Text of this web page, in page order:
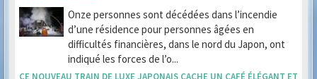
Onze personnes sont décédées dans l’incendie
d’une résidence pour personnes âgées en
difficultés financières, dans le nord du Japon, ont
indiqué les forces de l’o...
CE NOUVEAU TRAIN DE LUXE JAPONAIS CACHE UN CAFÉ ÉLÉGANT ET